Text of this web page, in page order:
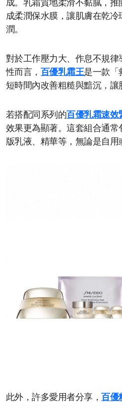
成。乳霜質地柔滑不黏膩，
成柔潤保水膜，讓肌膚在乾冷
潤。
對於工作壓力大、作息不規
性而言， 百優乳霜王是一款「
短時間內改善粗糙與黯沉，讓
若搭配同系列的百優乳霜速效
效果更為顯著。這套組合通
版乳液、精華等，無論是自用
此外，許多愛用者分享， 百優